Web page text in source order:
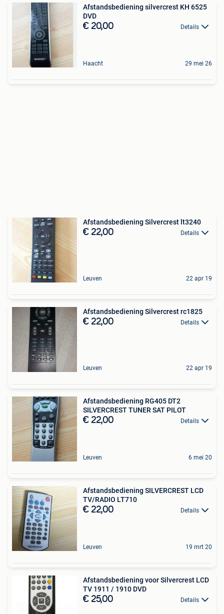
Afstandsbediening silvercrest KH 6525
DVD
€ 20,00 Details
Haacht 29 mei 26
Afstandsbediening Silvercrest lt3240
€ 22,00 Details
Leuven 22 apr 19
Afstandsbediening Silvercrest rc1825
€ 22,00 Details
Leuven 22 apr 19
Afstandsbediening RG405 DT2
SILVERCREST TUNER SAT PILOT
€ 22,00 Details
Leuven 6 mei 20
Afstandsbediening SILVERCREST LCD
TV/RADIO LT710
€ 22,00 Details
Leuven 19 mrt 20
Afstandsbediening voor Silvercrest LCD
TV 1911 / 1910 DVD
€ 25,00 Details